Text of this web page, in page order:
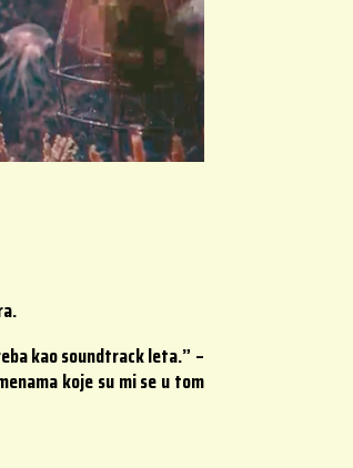
kao soundtrack leta.” –
koje su mi se u tom